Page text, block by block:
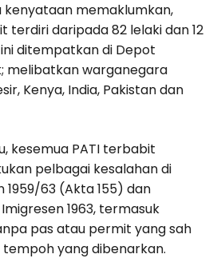
kenyataan memaklumkan,
terdiri daripada 82 lelaki dan 12
ditempatkan di Depot
melibatkan warganegara
Kenya, India, Pakistan dan
kesemua PATI terbabit
pelbagai kesalahan di
63 (Akta 155) dan
1963, termasuk
pas atau permit yang sah
yang dibenarkan.